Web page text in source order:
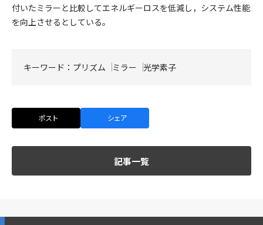
付いたミラーと比較してエネルギーロスを低減し，システム性能
を向上させるとしている。
キーワード： プリズム ミラー 光学素子
ポスト シェア
記事一覧